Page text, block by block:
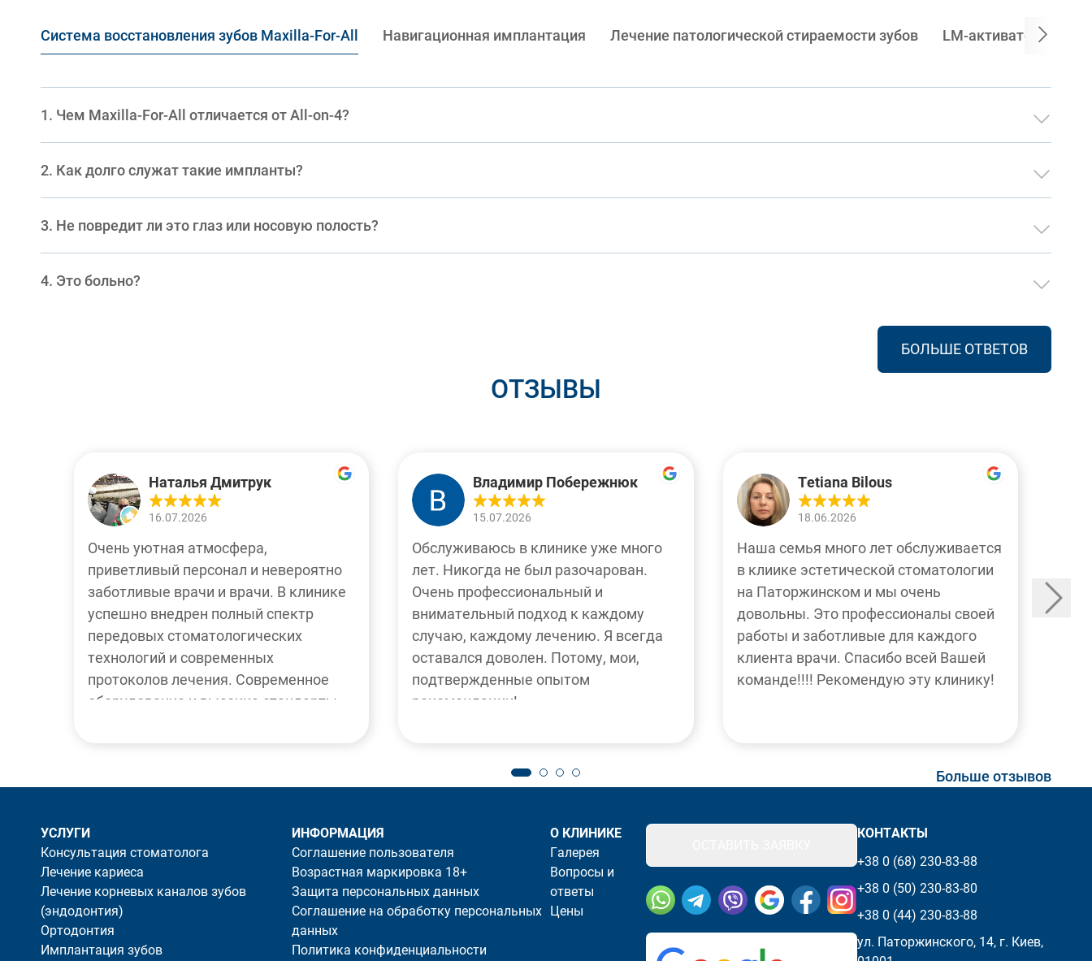
Система восстановления зубов Maxilla-For-All Навигационная имплантация Лечение патологической стираемости зубов LM-активаторы
Чем Maxilla-For-All отличается от All-on-4?
Как долго служат такие импланты?
Не повредит ли это глаз или носовую полость?
Это больно?
БОЛЬШЕ ОТВЕТОВ
ОТЗЫВЫ
Наталья Дмитрук
16.07.2026
Очень уютная атмосфера,
приветливый персонал и невероятно
заботливые врачи и врачи. В клинике
успешно внедрен полный спектр
передовых стоматологических
технологий и современных
протоколов лечения. Современное
оборудование и высокие стандарты.
постоянно интересующийся моим
совершенно безболезненно! Уже 5 лет
– только сюда, и рекомендую всем
знакомым! Благодарю команду
клиники за высокий
профессионализм!
Владимир Побережнюк
15.07.2026
Обслуживаюсь в клинике уже много
лет. Никогда не был разочарован.
Очень профессиональный и
внимательный подход к каждому
случаю, каждому лечению. Я всегда
оставался доволен. Потому, мои,
подтвержденные опытом
рекомендации!
Tetiana Bilous
18.06.2026
Наша семья много лет обслуживается
в клиике эстетической стоматологии
на Паторжинском и мы очень
довольны. Это профессионалы своей
работы и заботливые для каждого
клиента врачи. Спасибо всей Вашей
команде!!!! Рекомендую эту клинику!
Больше отзывов
УСЛУГИ
Консультация стоматолога
Лечение кариеса
Лечение корневых каналов зубов
(эндодонтия)
Ортодонтия
Имплантация зубов
ИНФОРМАЦИЯ
Соглашение пользователя
Возрастная маркировка 18+
Защита персональных данных
Соглашение на обработку персональных
данных
Политика конфиденциальности
О КЛИНИКЕ
Галерея
Вопросы и
ответы
Цены
Наши социальные сети и мессенджерыПосетите нашу страницу Facebook
Посетите нашу страницу Instagram
КОНТАКТЫ
+38 0 (68) 230-83-88
+38 0 (50) 230-83-80
+38 0 (44) 230-83-88
ул. Паторжинского, 14, г. Киев,